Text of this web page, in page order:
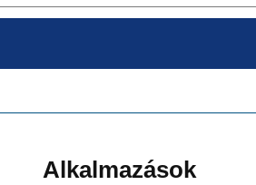
Alkalmazások